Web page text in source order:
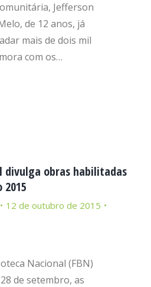
Jefferson
de 12 anos, já
mais de dois mil
com os…
divulga obras habilitadas
12 de outubro de 2015
Nacional (FBN)
de setembro, as